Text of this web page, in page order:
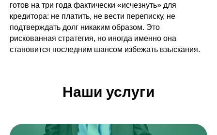
готов на три года фактически «исчезнуть» для
кредитора: не платить, не вести переписку, не
подтверждать долг никаким образом. Это
рискованная стратегия, но иногда именно она
становится последним шансом избежать взыскания.
Наши услуги